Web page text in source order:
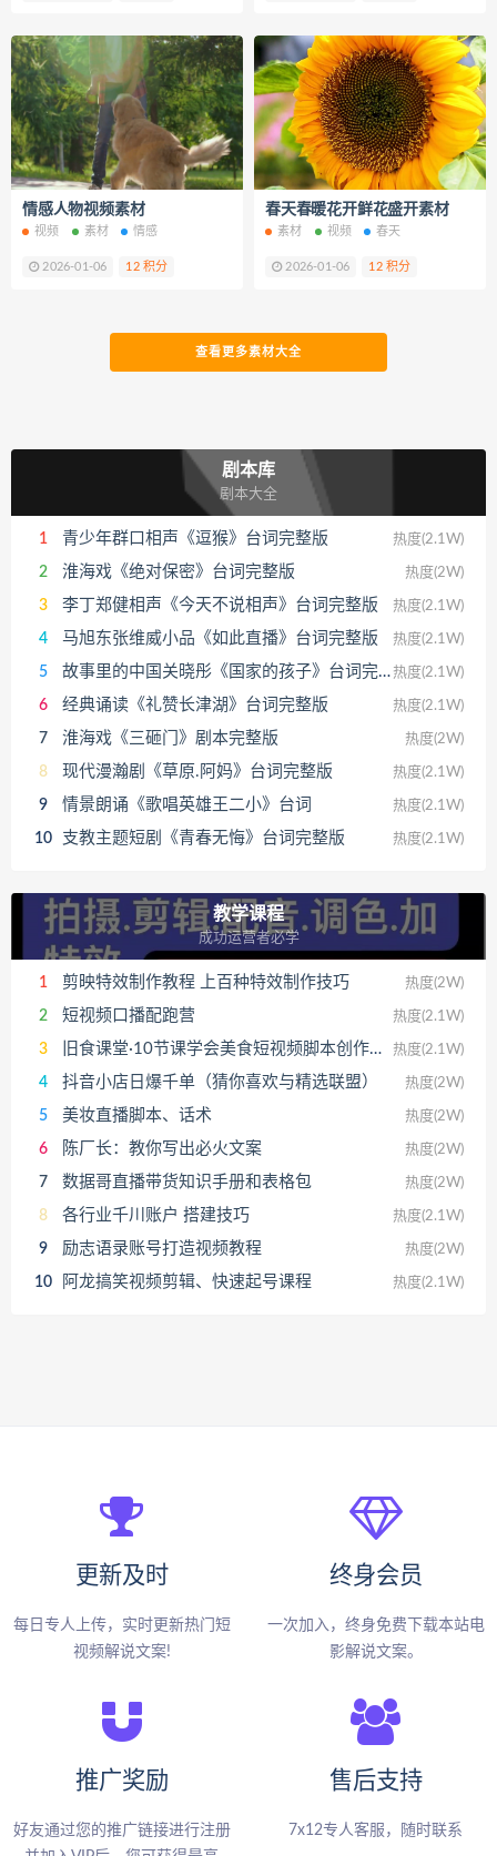
情感人物视频素材
视频 素材 情感
2026-01-06 12 积分
春天春暖花开鲜花盛开素材
素材 视频 春天
2026-01-06 12 积分
查看更多素材大全
剧本库
剧本大全
1 青少年群口相声《逗猴》台词完整版 热度(2.1W)
2 淮海戏《绝对保密》台词完整版 热度(2W)
3 李丁郑健相声《今天不说相声》台词完整版 热度(2.1W)
4 马旭东张维威小品《如此直播》台词完整版 热度(2.1W)
5 故事里的中国关晓彤《国家的孩子》台词完整版 热度(2.1W)
6 经典诵读《礼赞长津湖》台词完整版 热度(2.1W)
7 淮海戏《三砸门》剧本完整版 热度(2W)
8 现代漫瀚剧《草原.阿妈》台词完整版 热度(2.1W)
9 情景朗诵《歌唱英雄王二小》台词 热度(2.1W)
10 支教主题短剧《青春无悔》台词完整版 热度(2.1W)
教学课程
成功运营者必学
1 剪映特效制作教程 上百种特效制作技巧 热度(2W)
2 短视频口播配跑营 热度(2.1W)
3 旧食课堂·10节课学会美食短视频脚本创作及文案写作 热度(2.1W)
4 抖音小店日爆千单（猜你喜欢与精选联盟） 热度(2W)
5 美妆直播脚本、话术 热度(2W)
6 陈厂长：教你写出必火文案 热度(2W)
7 数据哥直播带货知识手册和表格包 热度(2W)
8 各行业千川账户 搭建技巧 热度(2.1W)
9 励志语录账号打造视频教程 热度(2W)
10 阿龙搞笑视频剪辑、快速起号课程 热度(2.1W)
更新及时
每日专人上传，实时更新热门短
视频解说文案!
终身会员
一次加入，终身免费下载本站电
影解说文案。
推广奖励
好友通过您的推广链接进行注册
售后支持
7x12专人客服，随时联系